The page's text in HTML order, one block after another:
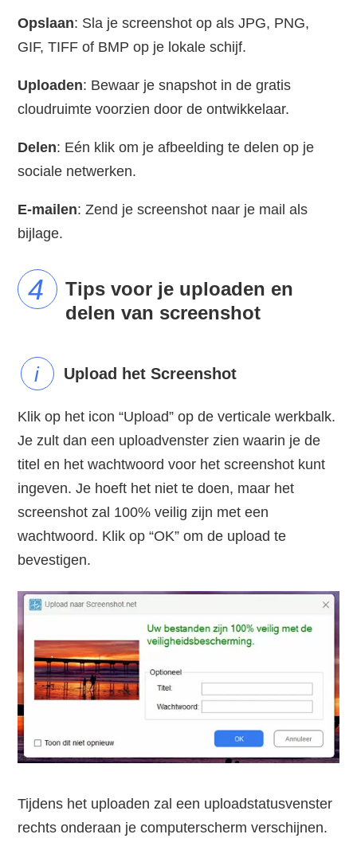
Opslaan: Sla je screenshot op als JPG, PNG,
GIF, TIFF of BMP op je lokale schijf.
Uploaden: Bewaar je snapshot in de gratis
cloudruimte voorzien door de ontwikkelaar.
Delen: Eén klik om je afbeelding te delen op je
sociale netwerken.
E-mailen: Zend je screenshot naar je mail als
bijlage.
Tips voor je uploaden en
delen van screenshot
Upload het Screenshot
Klik op het icon “Upload” op de verticale werkbalk.
Je zult dan een uploadvenster zien waarin je de
titel en het wachtwoord voor het screenshot kunt
ingeven. Je hoeft het niet te doen, maar het
screenshot zal 100% veilig zijn met een
wachtwoord. Klik op “OK” om de upload te
bevestigen.
Tijdens het uploaden zal een uploadstatusvenster
rechts onderaan je computerscherm verschijnen.